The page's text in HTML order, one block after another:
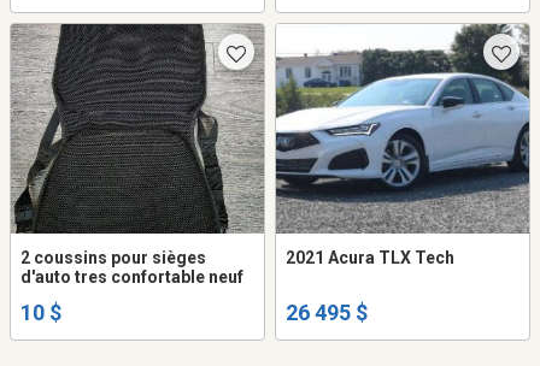
FORD TRANSIT
2 coussins pour sièges
d'auto tres confortable neuf
10 $
2021 Acura TLX Tech
26 495 $